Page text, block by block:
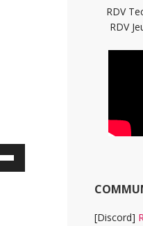
RDV
RDV
[Discord]